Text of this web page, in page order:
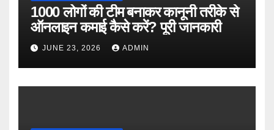
1000 लोगों की टीम बनाकर कानूनी तरीके से
ऑनलाइन कमाई कैसे करें? पूरी जानकारी
JUNE 23, 2026 ADMIN